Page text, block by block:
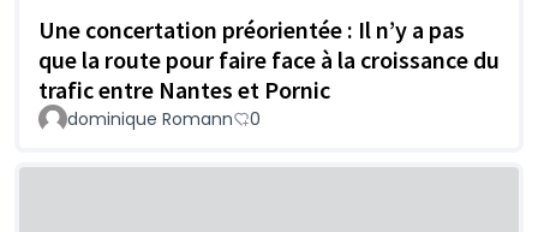
Une concertation préorientée : Il n’y a pas
que la route pour faire face à la croissance du
trafic entre Nantes et Pornic
dominique Romann 0